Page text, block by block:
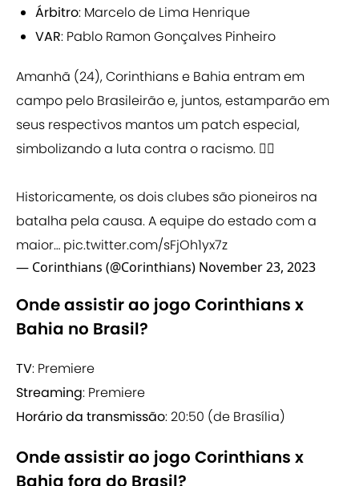
Árbitro: Marcelo de Lima Henrique
VAR: Pablo Ramon Gonçalves Pinheiro
Amanhã (24), Corinthians e Bahia entram em
campo pelo Brasileirão e, juntos, estamparão em
seus respectivos mantos um patch especial,
simbolizando a luta contra o racismo. ✊🏾
Historicamente, os dois clubes são pioneiros na
batalha pela causa. A equipe do estado com a
maior… pic.twitter.com/sFjOh1yx7z
— Corinthians (@Corinthians) November 23, 2023
Onde assistir ao jogo Corinthians x
Bahia no Brasil?
TV: Premiere
Streaming: Premiere
Horário da transmissão: 20:50 (de Brasília)
Onde assistir ao jogo Corinthians x
Bahia fora do Brasil?